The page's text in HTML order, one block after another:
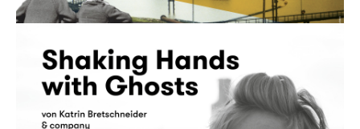
Kein Schiff wird kommen
Audiowalk